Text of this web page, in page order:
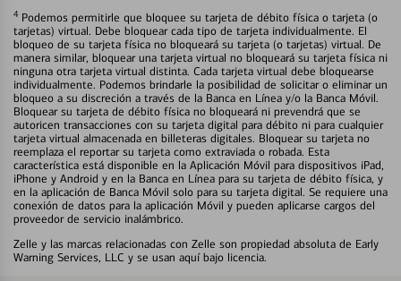
4 Podemos permitirle que bloquee su tarjeta de débito física o tarjeta (o
tarjetas) virtual. Debe bloquear cada tipo de tarjeta individualmente. El
bloqueo de su tarjeta física no bloqueará su tarjeta (o tarjetas) virtual. De
manera similar, bloquear una tarjeta virtual no bloqueará su tarjeta física ni
ninguna otra tarjeta virtual distinta. Cada tarjeta virtual debe bloquearse
individualmente. Podemos brindarle la posibilidad de solicitar o eliminar un
bloqueo a su discreción a través de la Banca en Línea y/o la Banca Móvil.
Bloquear su tarjeta de débito física no bloqueará ni prevendrá que se
autoricen transacciones con su tarjeta digital para débito ni para cualquier
tarjeta virtual almacenada en billeteras digitales. Bloquear su tarjeta no
reemplaza el reportar su tarjeta como extraviada o robada. Esta
característica está disponible en la Aplicación Móvil para dispositivos iPad,
iPhone y Android y en la Banca en Línea para su tarjeta de débito física, y
en la aplicación de Banca Móvil solo para su tarjeta digital. Se requiere una
conexión de datos para la aplicación Móvil y pueden aplicarse cargos del
proveedor de servicio inalámbrico.
Zelle y las marcas relacionadas con Zelle son propiedad absoluta de Early
Warning Services, LLC y se usan aquí bajo licencia.